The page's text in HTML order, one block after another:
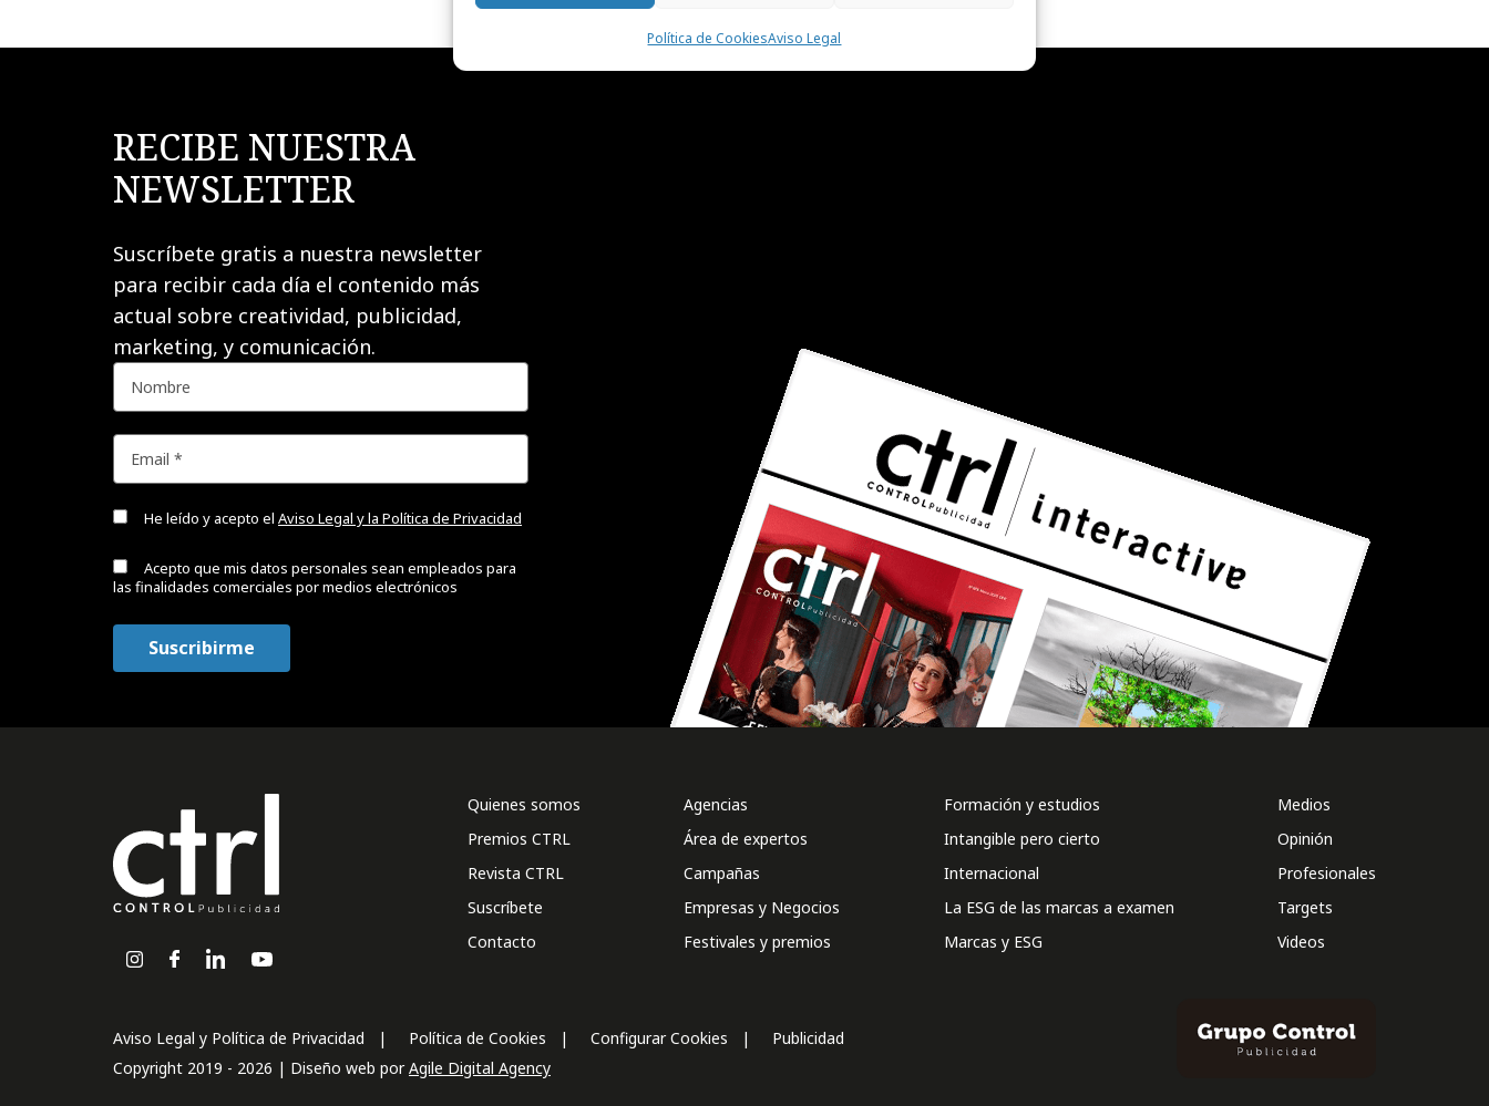
Política de CookiesAviso Legal
RECIBE NUESTRA
NEWSLETTER
Suscríbete gratis a nuestra newsletter
para recibir cada día el contenido más
actual sobre creatividad, publicidad,
marketing, y comunicación.
He leído y acepto el Aviso Legal y la Política de Privacidad
Acepto que mis datos personales sean empleados para
las finalidades comerciales por medios electrónicos
Quienes somos
Premios CTRL
Revista CTRL
Suscríbete
Contacto
Agencias
Área de expertos
Campañas
Empresas y Negocios
Festivales y premios
Formación y estudios
Intangible pero cierto
Internacional
La ESG de las marcas a examen
Marcas y ESG
Medios
Opinión
Profesionales
Targets
Videos
Aviso Legal y Política de Privacidad Política de Cookies Configurar Cookies
Publicidad
Copyright 2019 - 2026 | Diseño web porAgile Digital Agency